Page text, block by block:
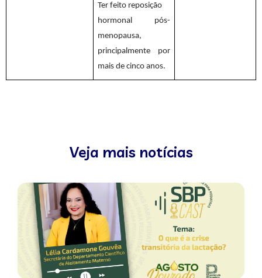
Ter feito reposição
hormonal pós-
menopausa,
principalmente por
mais de cinco anos.
Veja mais notícias